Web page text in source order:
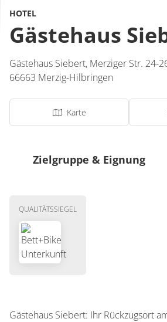
HOTEL
Gästehaus
Gästehaus Siebert, Merziger Str. 24-
66663 Merzig-Hilbringen
Karte
Zielgruppe & Eignung
Für Senioren besonders
Für Familien besonders
QUALITÄTSSIEGEL
Gästehaus Siebert: Ihr Rückzugsort